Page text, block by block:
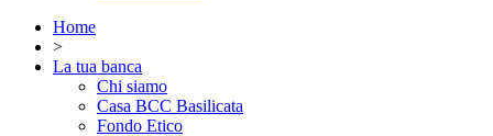
Home
>
La tua banca
Chi siamo
Casa BCC Basilicata
Fondo Etico